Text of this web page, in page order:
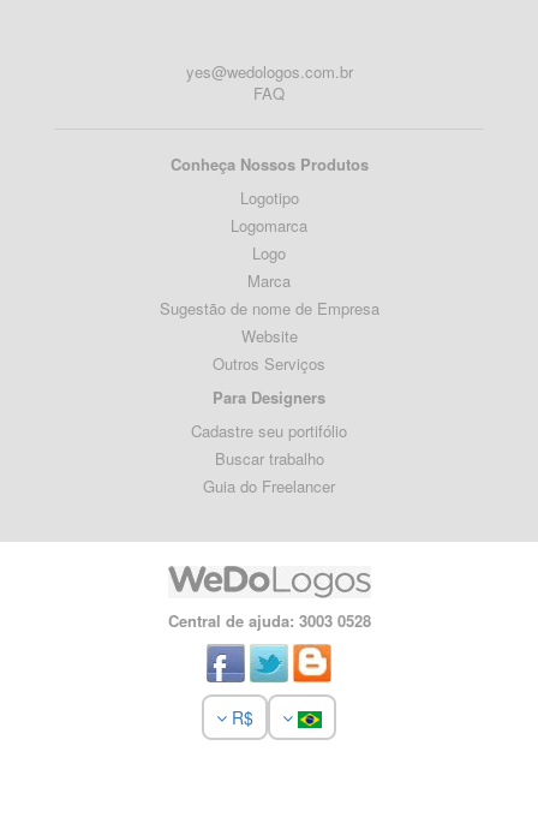
yes@wedologos.com.br
FAQ
Conheça Nossos Produtos
Logotipo
Logomarca
Logo
Marca
Sugestão de nome de Empresa
Website
Outros Serviços
Para Designers
Cadastre seu portifólio
Buscar trabalho
Guia do Freelancer
Central de ajuda: 3003 0528
R$